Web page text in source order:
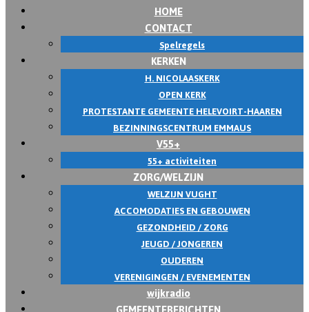
HOME
CONTACT
Spelregels
KERKEN
H. NICOLAASKERK
OPEN KERK
PROTESTANTE GEMEENTE HELEVOIRT-HAAREN
BEZINNINGSCENTRUM EMMAUS
V55+
55+ activiteiten
ZORG/WELZIJN
WELZIJN VUGHT
ACCOMODATIES EN GEBOUWEN
GEZONDHEID / ZORG
JEUGD / JONGEREN
OUDEREN
VERENIGINGEN / EVENEMENTEN
wijkradio